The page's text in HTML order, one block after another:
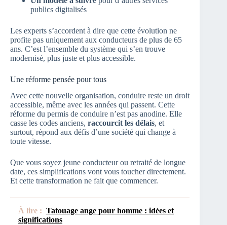
publics digitalisés
Les experts s’accordent à dire que cette évolution ne
profite pas uniquement aux conducteurs de plus de 65
ans. C’est l’ensemble du système qui s’en trouve
modernisé, plus juste et plus accessible.
Une réforme pensée pour tous
Avec cette nouvelle organisation, conduire reste un droit
accessible, même avec les années qui passent. Cette
réforme du permis de conduire n’est pas anodine. Elle
casse les codes anciens, raccourcit les délais, et
surtout, répond aux défis d’une société qui change à
toute vitesse.
Que vous soyez jeune conducteur ou retraité de longue
date, ces simplifications vont vous toucher directement.
Et cette transformation ne fait que commencer.
À lire : Tatouage ange pour homme : idées et
significations